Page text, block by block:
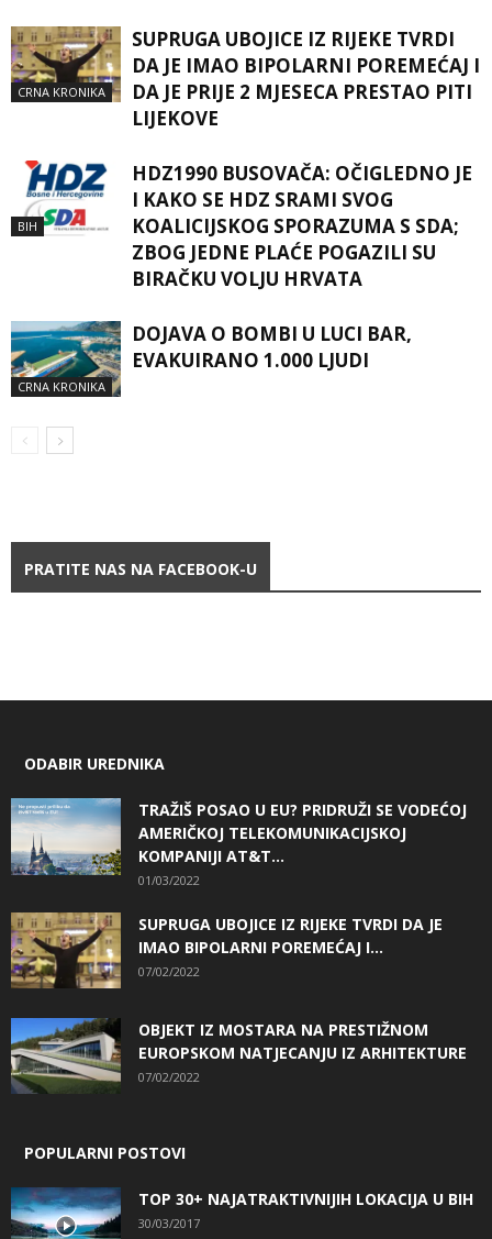
CRNA KRONIKA
SUPRUGA UBOJICE IZ RIJEKE TVRDI
DA JE IMAO BIPOLARNI POREMEĆAJ I
DA JE PRIJE 2 MJESECA PRESTAO PITI
LIJEKOVE
BIH
HDZ1990 BUSOVAČA: OČIGLEDNO JE
I KAKO SE HDZ SRAMI SVOG
KOALICIJSKOG SPORAZUMA S SDA;
ZBOG JEDNE PLAĆE POGAZILI SU
BIRAČKU VOLJU HRVATA
CRNA KRONIKA
DOJAVA O BOMBI U LUCI BAR,
EVAKUIRANO 1.000 LJUDI
PRATITE NAS NA FACEBOOK-U
ODABIR UREDNIKA
TRAŽIŠ POSAO U EU? PRIDRUŽI SE VODEĆOJ
AMERIČKOJ TELEKOMUNIKACIJSKOJ
KOMPANIJI AT&T...
01/03/2022
SUPRUGA UBOJICE IZ RIJEKE TVRDI DA JE
IMAO BIPOLARNI POREMEĆAJ I...
07/02/2022
OBJEKT IZ MOSTARA NA PRESTIŽNOM
EUROPSKOM NATJECANJU IZ ARHITEKTURE
07/02/2022
POPULARNI POSTOVI
TOP 30+ NAJATRAKTIVNIJIH LOKACIJA U BIH
30/03/2017